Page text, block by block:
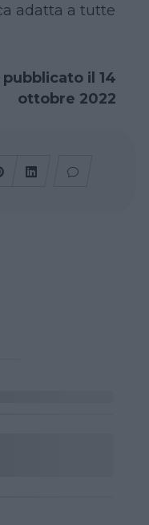
adatta a tutte
il 14
ottobre 2022